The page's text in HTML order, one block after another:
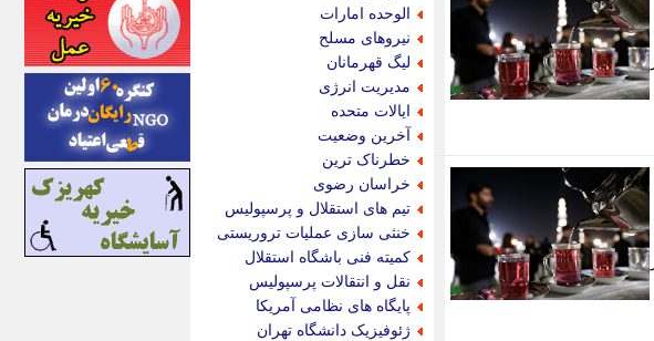
الوحده امارات
نیروهای مسلح
لیگ قهرمانان
مدیریت انرژی
ایالات متحده
آخرین وضعیت
خطرناک ترین
خراسان رضوی
تیم های استقلال و پرسپولیس
خنثی سازی عملیات تروریستی
کمیته فنی باشگاه استقلال
نقل و انتقالات پرسپولیس
پایگاه های نظامی آمریکا
ژئوفیزیک دانشگاه تهران
ایلنا
اینتیتر
ایونا نیوز
بازتاب آنلاین
باشگاه خبرنگاران
باغستان نیوز
بامبوک
ببین و بخون
بدینسان
بنکر